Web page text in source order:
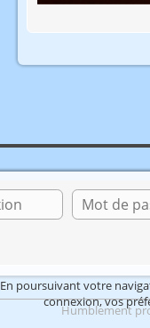
En poursuivant votre
connexion, vos
Identifiant de
Humblement